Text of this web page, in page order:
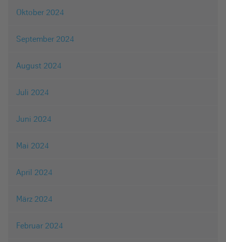
Oktober 2024
September 2024
August 2024
Juli 2024
Juni 2024
Mai 2024
April 2024
März 2024
Februar 2024